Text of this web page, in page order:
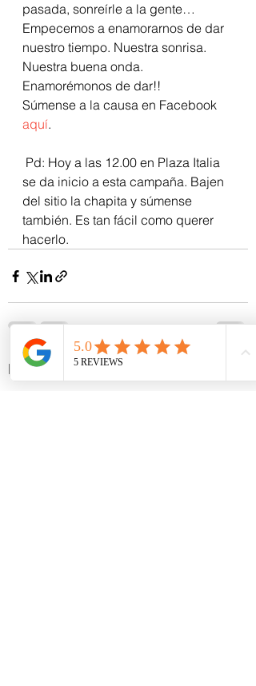
pasada, sonreírle a la gente…
Empecemos a enamorarnos de dar
nuestro tiempo. Nuestra sonrisa.
Nuestra buena onda.
Enamorémonos de dar!!
Súmense a la causa en Facebook
aquí.
se da inicio a esta campaña. Bajen
del sitio la chapita y súmense
también. Es tan fácil como querer
hacerlo.
Entradas recientes